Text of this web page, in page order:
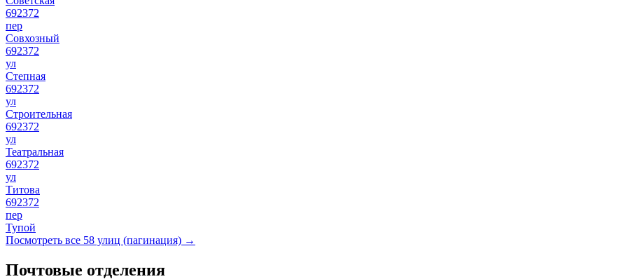
692372
пер
Совхозный
692372
ул
Степная
692372
ул
Строительная
692372
ул
Театральная
692372
ул
Титова
692372
пер
Тупой
Посмотреть все 58 улиц (пагинация) →
Почтовые отделения